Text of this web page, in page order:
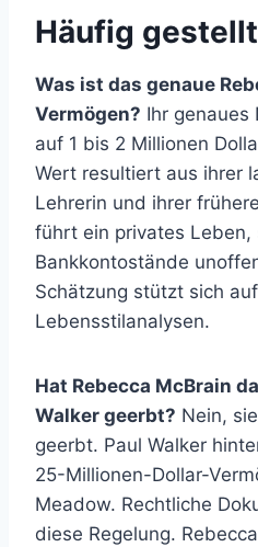
Häufig
Was ist das genaue
Vermögen? Ihr genaues
auf 1 bis 2 Millionen
Wert resultiert aus ihrer
Lehrerin und ihrer
führt ein privates Leben,
Bankkontostände
Schätzung stützt sich
Lebensstilanalysen.
Hat Rebecca McBrain
Walker geerbt? Nein,
geerbt. Paul Walker
25-Millionen-Dollar-
Meadow. Rechtliche
diese Regelung.